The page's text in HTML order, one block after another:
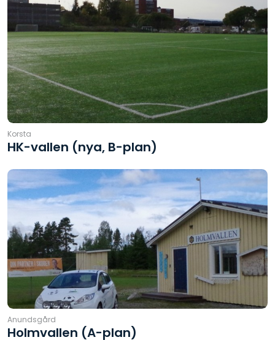
Korsta
HK-vallen (nya, B-plan)
Anundsgård
Holmvallen (A-plan)